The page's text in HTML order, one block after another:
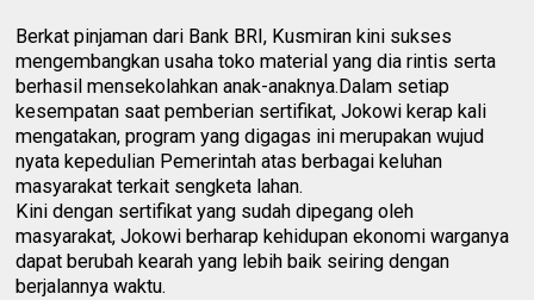
Berkat pinjaman dari Bank BRI, Kusmiran kini sukses
mengembangkan usaha toko material yang dia rintis serta
berhasil mensekolahkan anak-anaknya.Dalam setiap
kesempatan saat pemberian sertifikat, Jokowi kerap kali
mengatakan, program yang digagas ini merupakan wujud
nyata kepedulian Pemerintah atas berbagai keluhan
masyarakat terkait sengketa lahan.
Kini dengan sertifikat yang sudah dipegang oleh
masyarakat, Jokowi berharap kehidupan ekonomi warganya
dapat berubah kearah yang lebih baik seiring dengan
berjalannya waktu.